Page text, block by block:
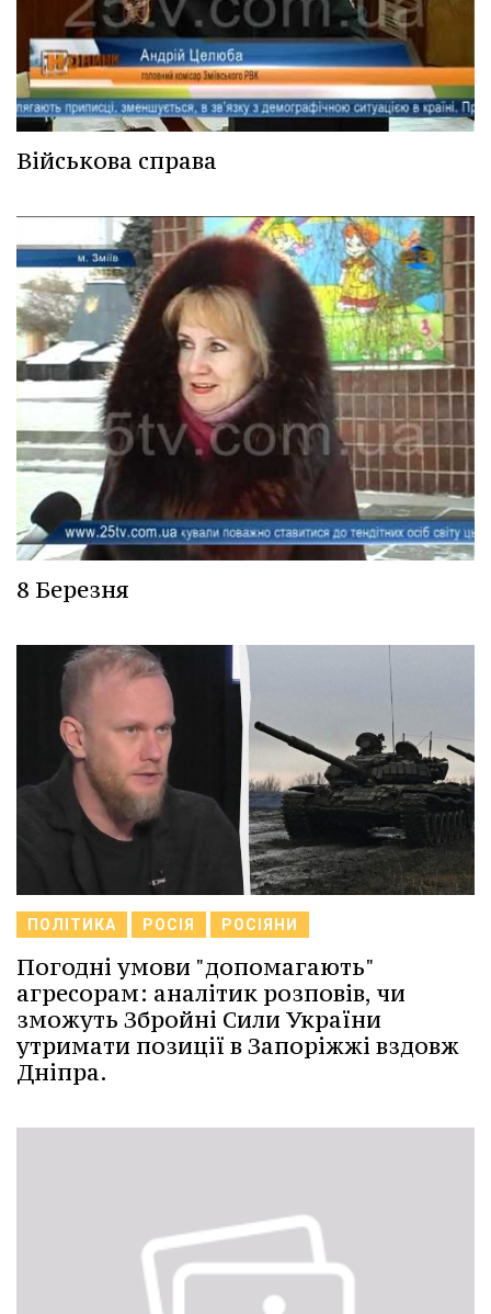
Військова справа
8 Березня
ПОЛІТИКА РОСІЯ РОСІЯНИ
Погодні умови "допомагають"
агресорам: аналітик розповів, чи
зможуть Збройні Сили України
утримати позиції в Запоріжжі вздовж
Дніпра.